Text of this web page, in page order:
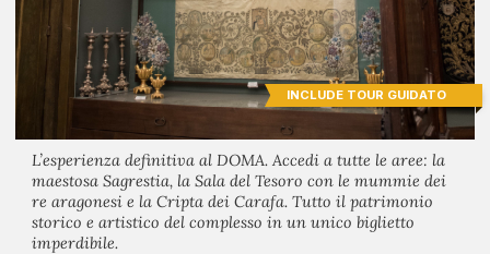
INCLUDE TOUR GUIDATO
L’esperienza definitiva al DOMA. Accedi a tutte le aree: la
maestosa Sagrestia, la Sala del Tesoro con le mummie dei
re aragonesi e la Cripta dei Carafa. Tutto il patrimonio
storico e artistico del complesso in un unico biglietto
imperdibile.